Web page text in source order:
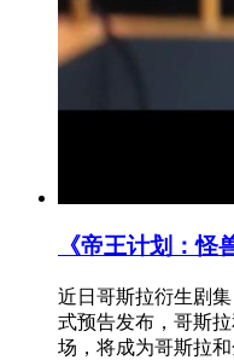
《帝王计划：怪
近日哥斯拉衍生剧
式预告发布，哥斯
场，将成为哥斯拉